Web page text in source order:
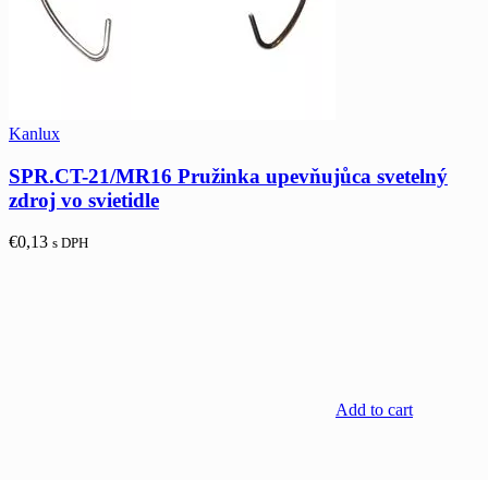
Kanlux
SPR.CT-21/MR16 Pružinka upevňujůca svetelný
zdroj vo svietidle
€0,13 s DPH
Add to cart